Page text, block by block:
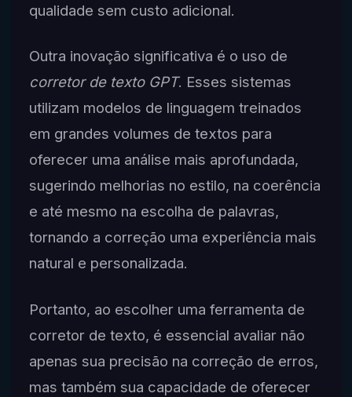
qualidade sem custo adicional.
Outra inovação significativa é o uso de
corretor de texto GPT. Esses sistemas
utilizam modelos de linguagem treinados
em grandes volumes de textos para
oferecer uma análise mais aprofundada,
sugerindo melhorias no estilo, na coerência
e até mesmo na escolha de palavras,
tornando a correção uma experiência mais
natural e personalizada.
Portanto, ao escolher uma ferramenta de
corretor de texto, é essencial avaliar não
apenas sua precisão na correção de erros,
mas também sua capacidade de oferecer